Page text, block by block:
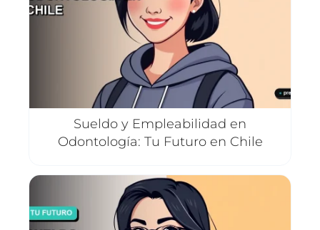
Sueldo y Empleabilidad en
Odontología: Tu Futuro en Chile